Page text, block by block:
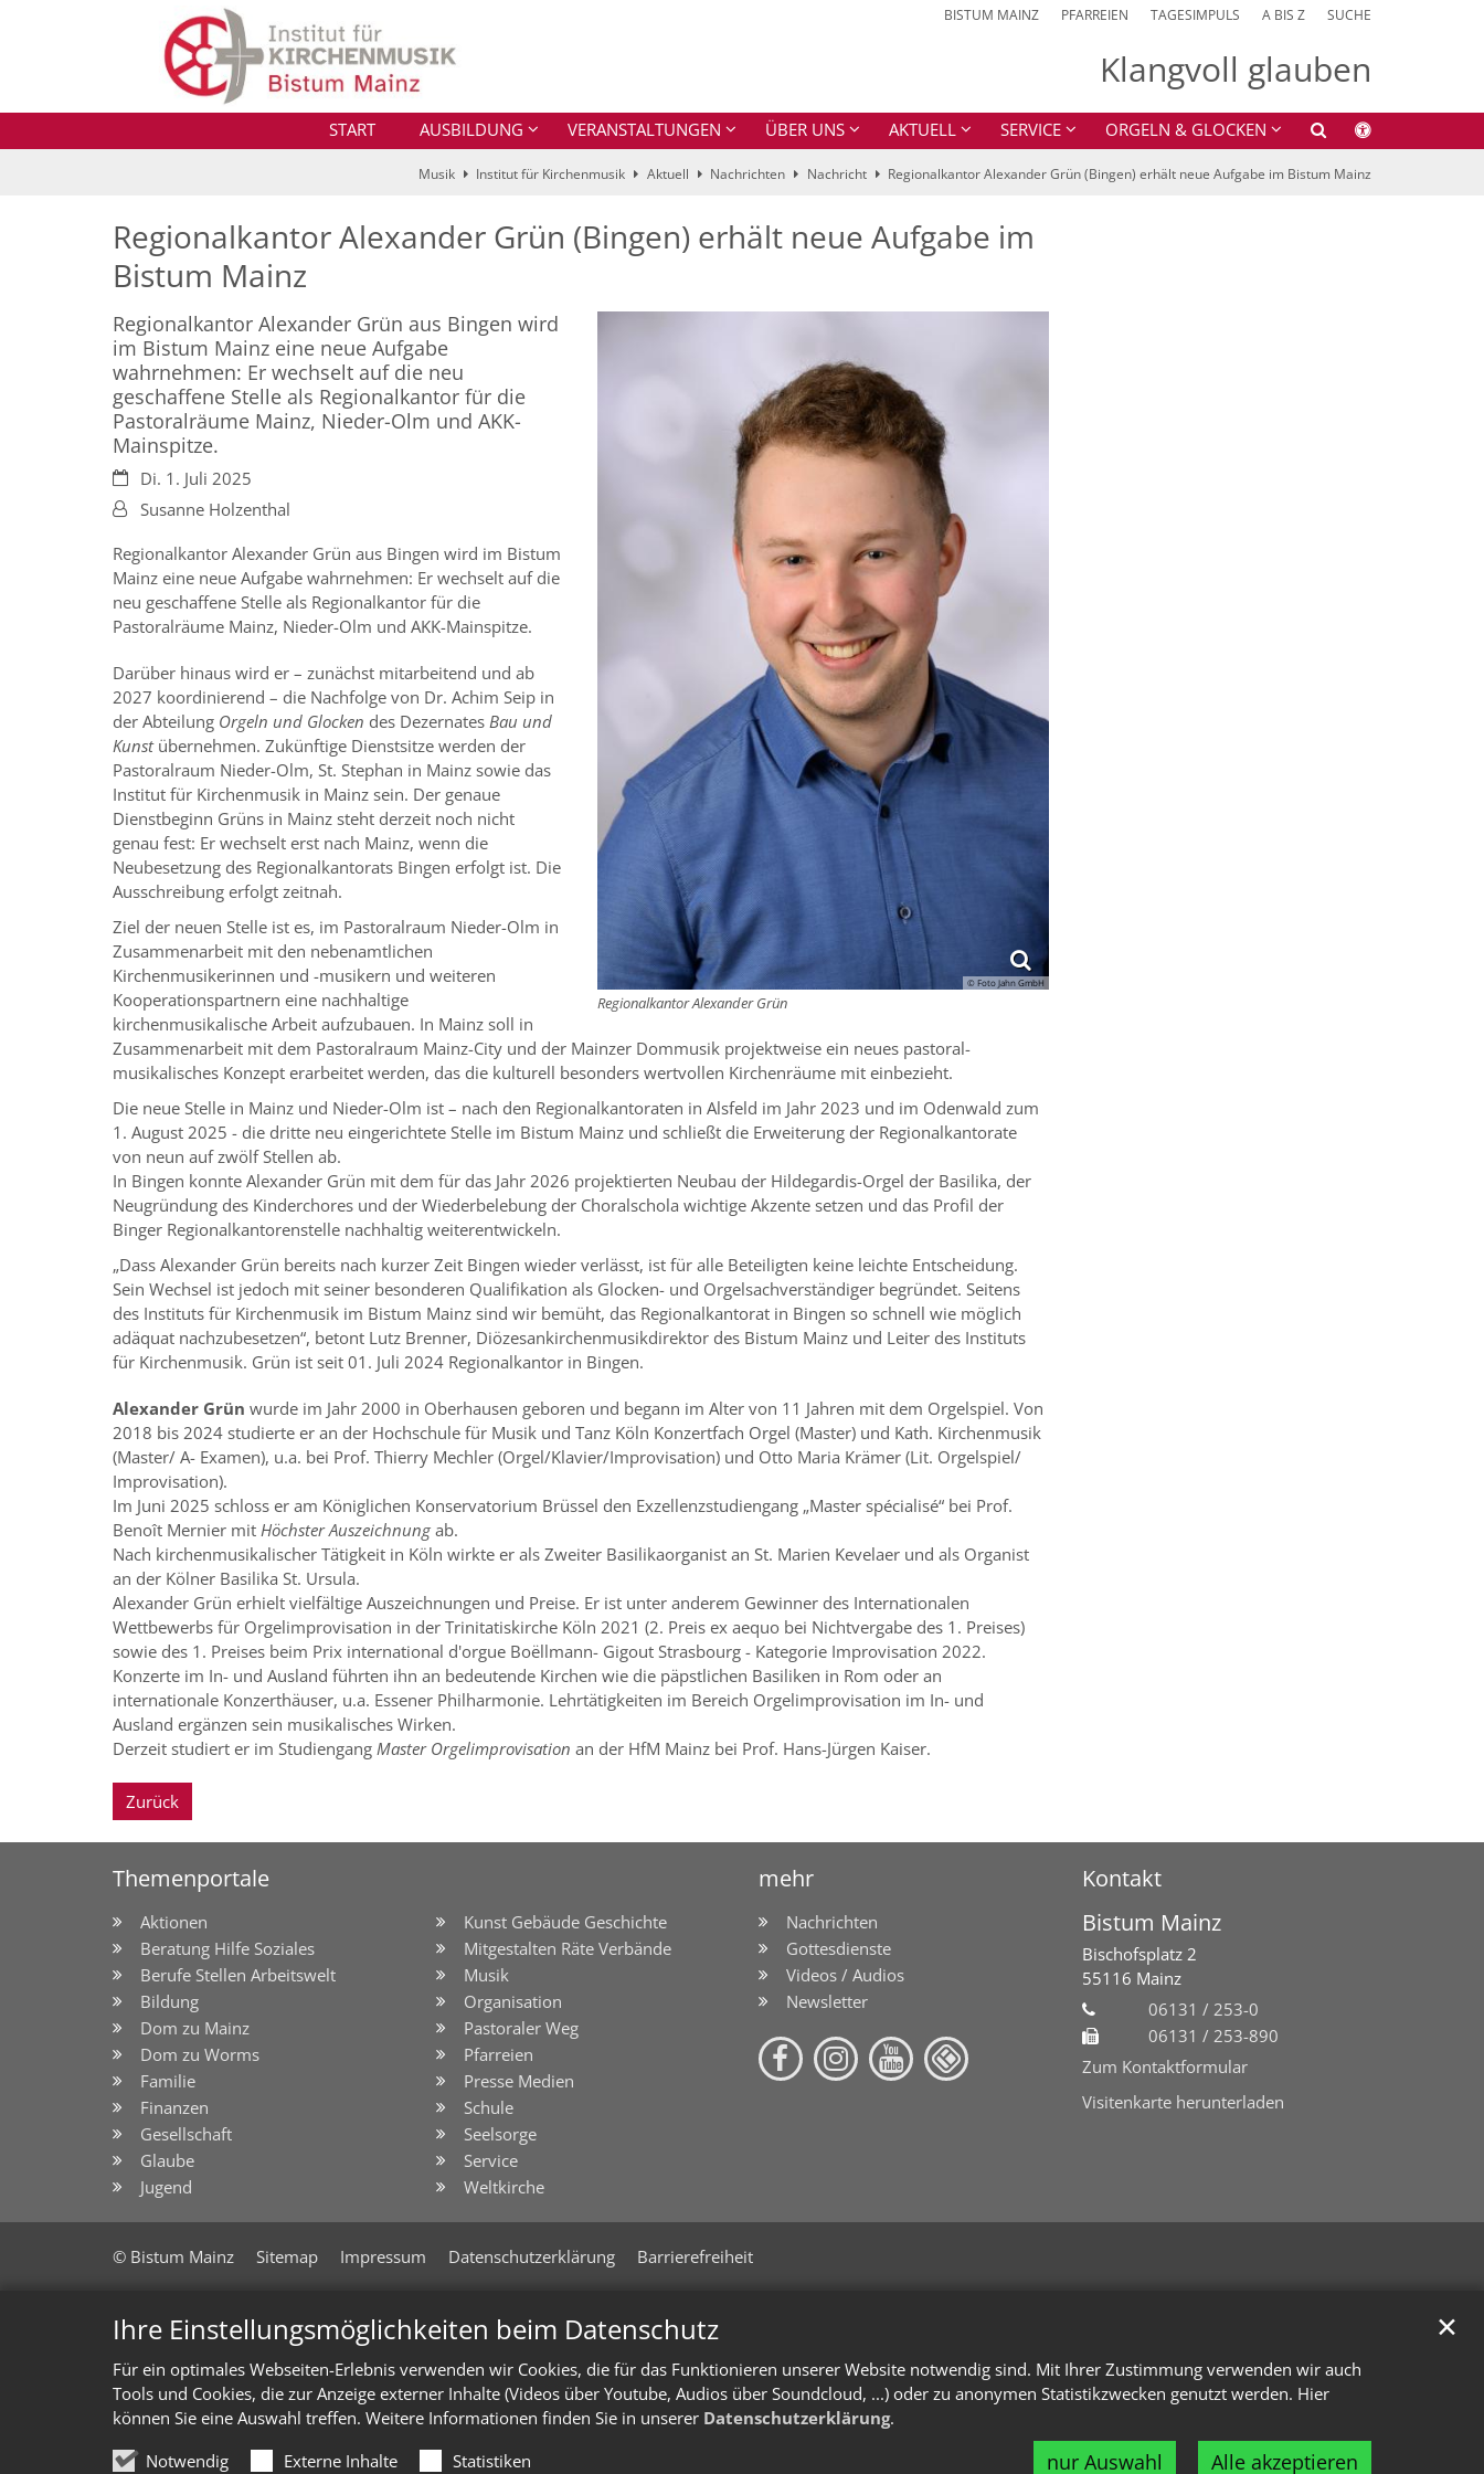
Ihre Einstellungsmöglichkeiten beim Datenschutz
Für ein optimales Webseiten-Erlebnis verwenden wir Cookies, die für das Funktionieren unserer Website notwendig sind. Mit Ihrer Zustimmung verwenden wir auch
Tools und Cookies, die zur Anzeige externer Inhalte (Videos über Youtube, Audios über Soundcloud, ...) oder zu anonymen Statistikzwecken genutzt werden. Hier
können Sie eine Auswahl treffen. Weitere Informationen finden Sie in unserer Datenschutzerklärung.
Notwendig
Externe Inhalte Statistiken nur Auswahl Alle akzeptieren
✕
BISTUM MAINZ PFARREIEN TAGESIMPULS A BIS Z SUCHE
Klangvoll glauben
START AUSBILDUNG VERANSTALTUNGEN ÜBER UNS AKTUELL SERVICE ORGELN & GLOCKEN
Musik Institut für Kirchenmusik Aktuell Nachrichten Nachricht Regionalkantor Alexander Grün (Bingen) erhält neue Aufgabe im Bistum Mainz
Regionalkantor Alexander Grün (Bingen) erhält neue Aufgabe im
Bistum Mainz
© Foto Jahn GmbH
Regionalkantor Alexander Grün
Regionalkantor Alexander Grün aus Bingen wird
im Bistum Mainz eine neue Aufgabe
wahrnehmen: Er wechselt auf die neu
geschaffene Stelle als Regionalkantor für die
Pastoralräume Mainz, Nieder-Olm und AKK-
Mainspitze.
Datum:Di. 1. Juli 2025
Von:Susanne Holzenthal
Regionalkantor Alexander Grün aus Bingen wird im Bistum
Mainz eine neue Aufgabe wahrnehmen: Er wechselt auf die
neu geschaffene Stelle als Regionalkantor für die
Pastoralräume Mainz, Nieder-Olm und AKK-Mainspitze.
Darüber hinaus wird er – zunächst mitarbeitend und ab
2027 koordinierend – die Nachfolge von Dr. Achim Seip in
der Abteilung Orgeln und Glocken des Dezernates Bau und
Kunstübernehmen. Zukünftige Dienstsitze werden der
Pastoralraum Nieder-Olm, St. Stephan in Mainz sowie das
Institut für Kirchenmusik in Mainz sein. Der genaue
Dienstbeginn Grüns in Mainz steht derzeit noch nicht
genau fest: Er wechselt erst nach Mainz, wenn die
Neubesetzung des Regionalkantorats Bingen erfolgt ist. Die
Ausschreibung erfolgt zeitnah.
Ziel der neuen Stelle ist es, im Pastoralraum Nieder-Olm in
Zusammenarbeit mit den nebenamtlichen
Kirchenmusikerinnen und -musikern und weiteren
Kooperationspartnern eine nachhaltige
kirchenmusikalische Arbeit aufzubauen. In Mainz soll in
Zusammenarbeit mit dem Pastoralraum Mainz-City und der Mainzer Dommusik projektweise ein neues pastoral-
musikalisches Konzept erarbeitet werden, das die kulturell besonders wertvollen Kirchenräume mit einbezieht.
Die neue Stelle in Mainz und Nieder-Olm ist – nach den Regionalkantoraten in Alsfeld im Jahr 2023 und im Odenwald zum
1. August 2025 - die dritte neu eingerichtete Stelle im Bistum Mainz und schließt die Erweiterung der Regionalkantorate
von neun auf zwölf Stellen ab.
In Bingen konnte Alexander Grün mit dem für das Jahr 2026 projektierten Neubau der Hildegardis-Orgel der Basilika, der
Neugründung des Kinderchores und der Wiederbelebung der Choralschola wichtige Akzente setzen und das Profil der
Binger Regionalkantorenstelle nachhaltig weiterentwickeln.
„Dass Alexander Grün bereits nach kurzer Zeit Bingen wieder verlässt, ist für alle Beteiligten keine leichte Entscheidung.
Sein Wechsel ist jedoch mit seiner besonderen Qualifikation als Glocken- und Orgelsachverständiger begründet. Seitens
des Instituts für Kirchenmusik im Bistum Mainz sind wir bemüht, das Regionalkantorat in Bingen so schnell wie möglich
adäquat nachzubesetzen“, betont Lutz Brenner, Diözesankirchenmusikdirektor des Bistum Mainz und Leiter des Instituts
für Kirchenmusik. Grün ist seit 01. Juli 2024 Regionalkantor in Bingen.
Alexander Grün wurde im Jahr 2000 in Oberhausen geboren und begann im Alter von 11 Jahren mit dem Orgelspiel. Von
2018 bis 2024 studierte er an der Hochschule für Musik und Tanz Köln Konzertfach Orgel (Master) und Kath. Kirchenmusik
(Master/ A- Examen), u.a. bei Prof. Thierry Mechler (Orgel/Klavier/Improvisation) und Otto Maria Krämer (Lit. Orgelspiel/
Improvisation).
Im Juni 2025 schloss er am Königlichen Konservatorium Brüssel den Exzellenzstudiengang „Master spécialisé“ bei Prof.
Benoît Mernier mit Höchster Auszeichnung ab.
Nach kirchenmusikalischer Tätigkeit in Köln wirkte er als Zweiter Basilikaorganist an St. Marien Kevelaer und als Organist
an der Kölner Basilika St. Ursula.
Alexander Grün erhielt vielfältige Auszeichnungen und Preise. Er ist unter anderem Gewinner des Internationalen
Wettbewerbs für Orgelimprovisation in der Trinitatiskirche Köln 2021 (2. Preis ex aequo bei Nichtvergabe des 1. Preises)
sowie des 1. Preises beim Prix international d'orgue Boëllmann- Gigout Strasbourg - Kategorie Improvisation 2022.
Konzerte im In- und Ausland führten ihn an bedeutende Kirchen wie die päpstlichen Basiliken in Rom oder an
internationale Konzerthäuser, u.a. Essener Philharmonie. Lehrtätigkeiten im Bereich Orgelimprovisation im In- und
Ausland ergänzen sein musikalisches Wirken.
Derzeit studiert er im Studiengang Master Orgelimprovisation an der HfM Mainz bei Prof. Hans-Jürgen Kaiser.
Zurück
Themenportale mehr Kontakt
Aktionen
Beratung Hilfe Soziales
Berufe Stellen Arbeitswelt
Bildung
Dom zu Mainz
Dom zu Worms
Familie
Finanzen
Gesellschaft
Glaube
Jugend
Kunst Gebäude Geschichte
Mitgestalten Räte Verbände
Musik
Organisation
Pastoraler Weg
Pfarreien
Presse Medien
Schule
Seelsorge
Service
Weltkirche
Nachrichten
Gottesdienste
Videos / Audios
Newsletter
Bistum Mainz
Bischofsplatz 2
55116 Mainz
06131 / 253-0
06131 / 253-890
Zum Kontaktformular
Visitenkarte herunterladen
© Bistum Mainz Sitemap Impressum Datenschutzerklärung Barrierefreiheit